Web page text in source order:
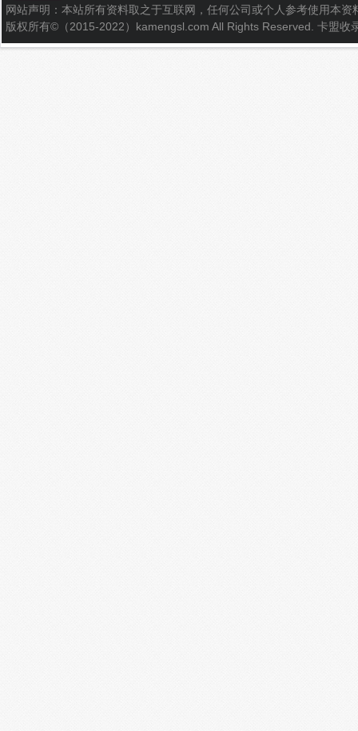
网站声明：本站所有资料取之于互联网，任何公司或个人参考使用本
版权所有©（2015-2022）kamengsl.com All Rights Reserved. 卡盟收